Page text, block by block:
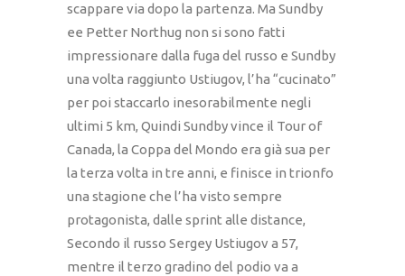
scappare via dopo la partenza. Ma Sundby
ee Petter Northug non si sono fatti
impressionare dalla fuga del russo e Sundby
una volta raggiunto Ustiugov, l’ha “cucinato”
per poi staccarlo inesorabilmente negli
ultimi 5 km, Quindi Sundby vince il Tour of
Canada, la Coppa del Mondo era già sua per
la terza volta in tre anni, e finisce in trionfo
una stagione che l’ha visto sempre
protagonista, dalle sprint alle distance,
Secondo il russo Sergey Ustiugov a 57,
mentre il terzo gradino del podio va a